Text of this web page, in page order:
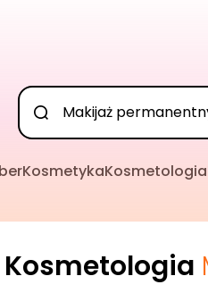
KosmetykaKosmetologia
Kosmetologia